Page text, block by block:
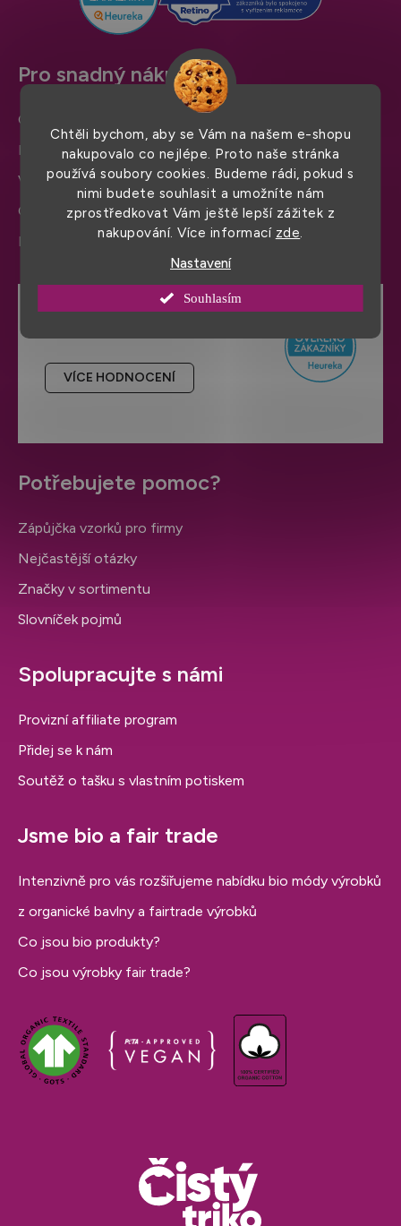
Chtěli bychom, aby se Vám na našem e-shopu
nakupovalo co nejlépe. Proto naše stránka
používá soubory cookies. Budeme rádi, pokud s
nimi budete souhlasit a umožníte nám
zprostředkovat Vám ještě lepší zážitek z
nakupování. Více informací zde.
Nastavení
Souhlasím
VÍCE HODNOCENÍ
Pro snadný nákup
Obchodní podmínky
Doprava a platba
Výměna zboží a reklamace
Ochrana osobních údajů
Informace a nastavení cookies
Potřebujete pomoc?
Zápůjčka vzorků pro firmy
Nejčastější otázky
Značky v sortimentu
Slovníček pojmů
Spolupracujte s námi
Provizní affiliate program
Přidej se k nám
Soutěž o tašku s vlastním potiskem
Jsme bio a fair trade
Intenzivně pro vás rozšiřujeme nabídku bio módy výrobků
z organické bavlny a fairtrade výrobků
Co jsou bio produkty?
Co jsou výrobky fair trade?